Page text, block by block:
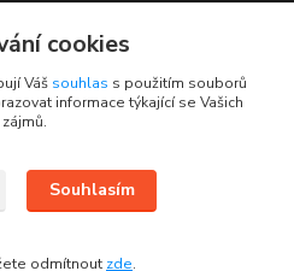
837cookies
Váš souhlas s použitím souborů
informace týkající se Vašich
zájmů.
Souhlasím
odmítnout zde.